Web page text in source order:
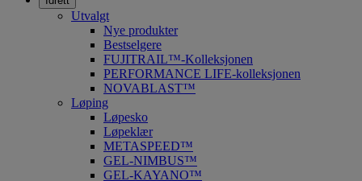
Utvalgt
Nye produkter
Bestselgere
FUJITRAIL™-Kolleksjonen
PERFORMANCE LIFE-kolleksjonen
NOVABLAST™
Løping
Løpesko
Løpeklær
METASPEED™
GEL-NIMBUS™
GEL-KAYANO™